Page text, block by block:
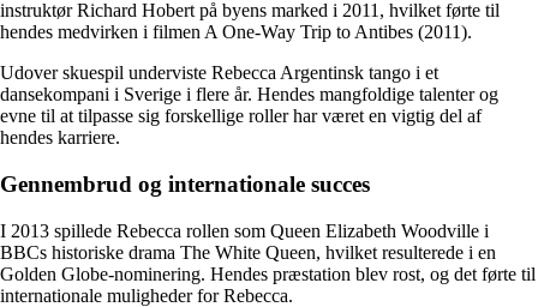
instruktør Richard Hobert på byens marked i 2011, hvilket førte til
hendes medvirken i filmen A One-Way Trip to Antibes (2011).
Udover skuespil underviste Rebecca Argentinsk tango i et
dansekompani i Sverige i flere år. Hendes mangfoldige talenter og
evne til at tilpasse sig forskellige roller har været en vigtig del af
hendes karriere.
Gennembrud og internationale succes
I 2013 spillede Rebecca rollen som Queen Elizabeth Woodville i
BBCs historiske drama The White Queen, hvilket resulterede i en
Golden Globe-nominering. Hendes præstation blev rost, og det førte til
internationale muligheder for Rebecca.